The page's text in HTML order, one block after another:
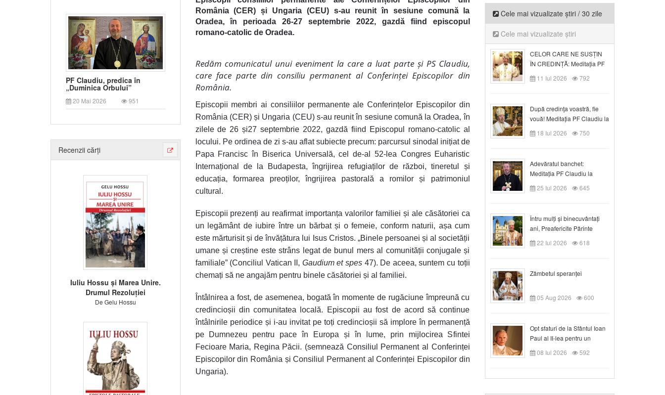
PF Claudiu, predica în
„Duminica Orbului”
20 Mai 2026 951
Recenzii cărți
Iuliu Hossu și Marea Unire.
Drumul Rezoluției
De Gelu Hossu
România (CER) și Ungaria (CEU) s-au reunit în sesiune comună la
Oradea, în perioada 26-27 septembrie 2022, gazdă fiind episcopul
romano-catolic de Oradea.
Redăm comunicatul unui eveniment la care a luat parte și PS Claudiu,
care face parte din consiliu permanent al Conferinței Episcopilor din
România.
Episcopii membri ai consiliilor permanente ale Conferințelor Episcopilor din
România (CER) și Ungaria (CEU) s-au reunit în sesiune comună la Oradea, în
zilele de 26 și27 septembrie 2022, gazdă fiind Episcopul romano-catolic al
locului. Pe ordinea de zi s-au aflat subiecte precum: parcursul sinodal inițiat de
Papa Francisc în Biserica Universală, cel de-al 52-lea Congres Euharistic
Internațional de la Budapesta, îngrijirea refugiaților de război, tineretul și
educația, formarea preoților, îngrijirea pastorală a romilor și patrimoniul
cultural.
Episcopii prezenți au reafirmat importanța valorilor familiei și ale căsătoriei ca
un legământ de iubire între un bărbat și o femeie, conform naturii, așa cum
este mărturisit și de învățătura lui Isus Cristos. „Binele persoanei și al societății
umane și creștine este strâns legat de bunul mers al comunității conjugale și
familiale” (Conciliul Vatican II, Gaudium et spes 47). De aceea, suntem cu toții
chemați să ne angajăm pentru binele căsătoriei și al familiei.
Întâlnirea a fost, de asemenea, bogată în momente de rugăciune împreună cu
credincioșii din comunitatea locală. Episcopii au fost de acord să continue
întâlnirile periodice și i-au invitat pe toți credincioșii să implore în permanență
pe Dumnezeu pentru pace în Europa și în lume, prin mijlocirea Sfintei
Fecioare Maria, Regina Păcii. (semnează Consiliul Permanent al Conferinței
Episcopilor din România și Consiliul Permanent al Conferinței Episcopilor din
Ungaria).
Cele mai vizualizate știri / 30 zile
Cele mai vizualizate știri
CELOR CARE NE SUSȚIN
ÎN CREDINȚĂ: Meditația PF
Claudiu la Duminica a VI-a
după Rusalii
11 Iul 2026 792
După credinţa voastră, fie
vouă! Meditația PF Claudiu la
duminica a VII-a după Rusalii
18 Iul 2026 750
Adevăratul banchet:
Meditația PF Claudiu la
Duminica a VIII-a după
Rusalii
25 Iul 2026 645
Întru mulți și binecuvântați
ani, Preafericite Părinte
Claudiu!
22 Iul 2026 618
Zâmbetul speranței
05 Aug 2026 600
Opt sfaturi de la Sfântul Ioan
Paul al II-lea pentru un
creștin
08 Iul 2026 592